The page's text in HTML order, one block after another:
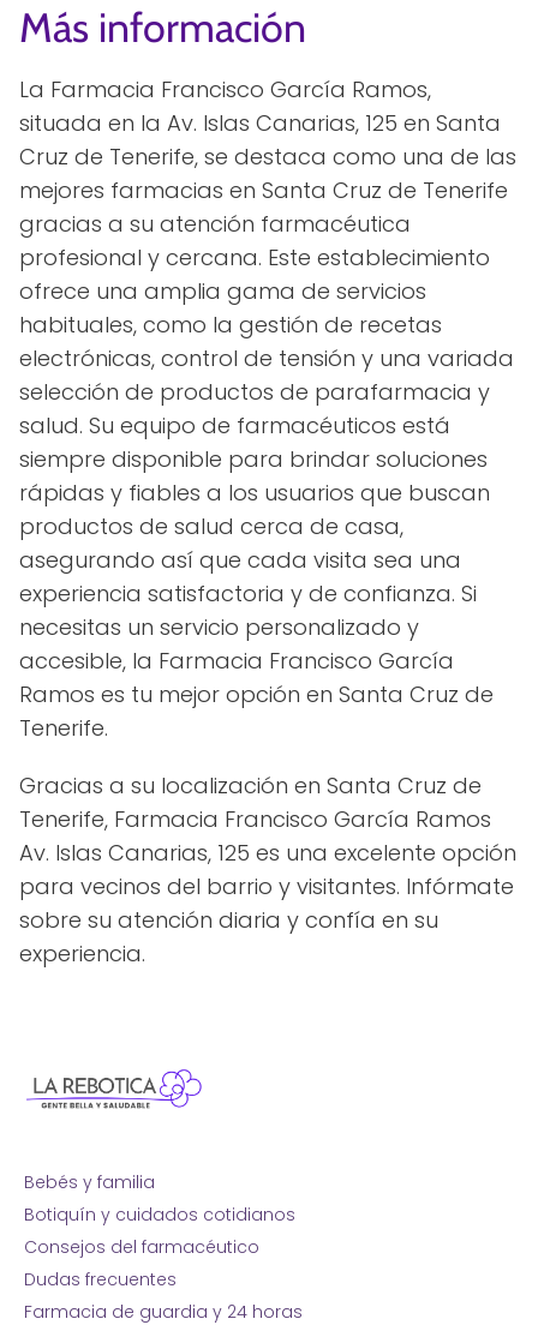
Más información
La Farmacia Francisco García Ramos,
situada en la Av. Islas Canarias, 125 en Santa
Cruz de Tenerife, se destaca como una de las
mejores farmacias en Santa Cruz de Tenerife
gracias a su atención farmacéutica
profesional y cercana. Este establecimiento
ofrece una amplia gama de servicios
habituales, como la gestión de recetas
electrónicas, control de tensión y una variada
selección de productos de parafarmacia y
salud. Su equipo de farmacéuticos está
siempre disponible para brindar soluciones
rápidas y fiables a los usuarios que buscan
productos de salud cerca de casa,
asegurando así que cada visita sea una
experiencia satisfactoria y de confianza. Si
necesitas un servicio personalizado y
accesible, la Farmacia Francisco García
Ramos es tu mejor opción en Santa Cruz de
Tenerife.
Gracias a su localización en Santa Cruz de
Tenerife, Farmacia Francisco García Ramos
Av. Islas Canarias, 125 es una excelente opción
para vecinos del barrio y visitantes. Infórmate
sobre su atención diaria y confía en su
experiencia.
Bebés y familia
Botiquín y cuidados cotidianos
Consejos del farmacéutico
Dudas frecuentes
Farmacia de guardia y 24 horas